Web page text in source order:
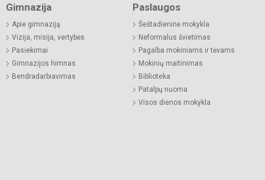
Gimnazija
Apie gimnaziją
Vizija, misija, vertybės
Pasiekimai
Gimnazijos himnas
Bendradarbiavimas
Paslaugos
Šeštadieninė mokykla
Neformalus švietimas
Pagalba mokiniams ir tėvams
Mokinių maitinimas
Biblioteka
Patalpų nuoma
Visos dienos mokykla